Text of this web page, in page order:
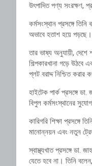
উৎপাদিত পণ্য সংরক্ষণ,
কর্মসংস্থান প্রসঙ্গে
অভাবে হতাশ হয়ে পড়ছে।
তার ভাষ্য অনুযায়ী,
শিল্পকারখানা গড়ে উঠবে
প্লট বরাদ্দ নিশ্চিত করার
হাইটেক পার্ক প্রসঙ্গে
বিপুল কর্মসংস্থানের
কারিগরি শিক্ষা প্রসঙ্গে
মানোন্নয়ন এবং নতুন
স্বাস্থ্যখাত প্রসঙ্গে ডা.
যেতে হবে না। তিনি